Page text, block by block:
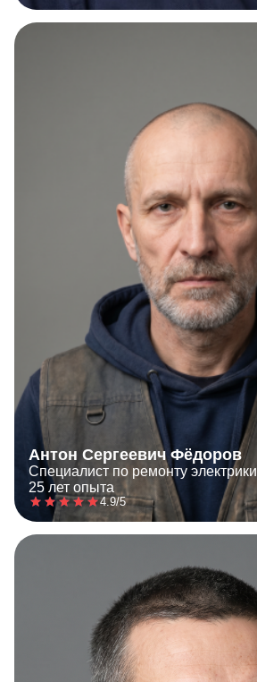
Антон Сергеевич Фёдоров
Специалист по ремонту электрики
25 лет опыта
4.9/5